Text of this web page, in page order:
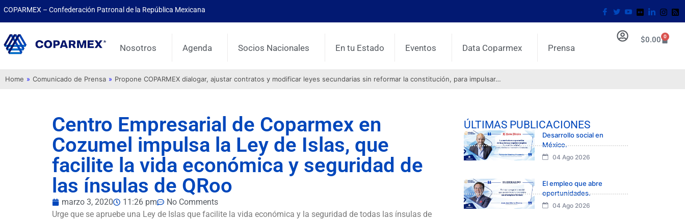
COPARMEX – Confederación Patronal de la República Mexicana
Nosotros Agenda Socios Nacionales En tu Estado Eventos Data Coparmex Prensa
$0.00 0
Home » Comunicado de Prensa » Propone COPARMEX dialogar, ajustar contratos y modificar leyes secundarias sin reformar la constitución, para impulsar…
Centro Empresarial de Coparmex en
Cozumel impulsa la Ley de Islas, que
facilite la vida económica y seguridad de
las ínsulas de QRoo
marzo 3, 2020 11:26 pm
No Comments
Urge que se apruebe una Ley de Islas que facilite la vida económica y la seguridad de todas las ínsulas de
ÚLTIMAS PUBLICACIONES
Desarrollo social en
México.
04 Ago 2026
El empleo que abre
oportunidades.
04 Ago 2026